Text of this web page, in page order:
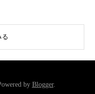
る
by Blogger.